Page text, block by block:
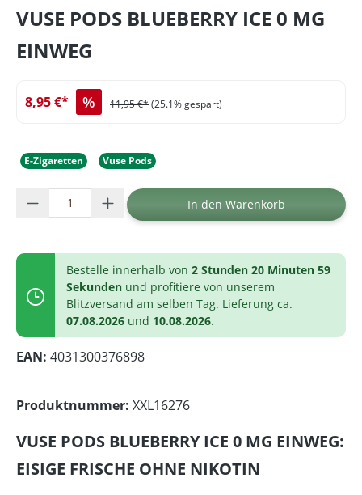
VUSE PODS BLUEBERRY ICE 0 MG
EINWEG
8,95 €* % 11,95 €*(25.1% gespart)
E-Zigaretten Vuse Pods
Produkt Anzahl: Gib den gewünschten
In den Warenkorb
Bestelle innerhalb von 2 Stunden 20 Minuten 59
Sekunden und profitiere von unserem
Blitzversand am selben Tag. Lieferung ca.
07.08.2026 und 10.08.2026.
EAN: 4031300376898
Produktnummer: XXL16276
VUSE PODS BLUEBERRY ICE 0 MG EINWEG:
EISIGE FRISCHE OHNE NIKOTIN